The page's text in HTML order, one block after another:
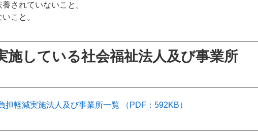
されていないこと。
こと。
施している社会福祉法人及び事業所
担軽減実施法人及び事業所一覧 （PDF：592KB）